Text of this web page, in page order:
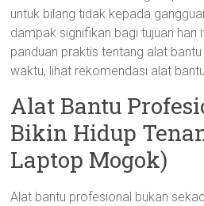
untuk bilang tidak kepada
dampak signifikan bagi tujuan hari
panduan praktis tentang alat
waktu, lihat rekomendasi alat
Alat Bantu
Bikin Hidup
Laptop Mogok)
Alat bantu profesional bukan